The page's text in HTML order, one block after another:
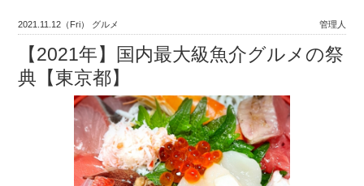
2021.11.12（Fri） グルメ 管理人
【2021年】国内最大級魚介グルメの祭
典【東京都】